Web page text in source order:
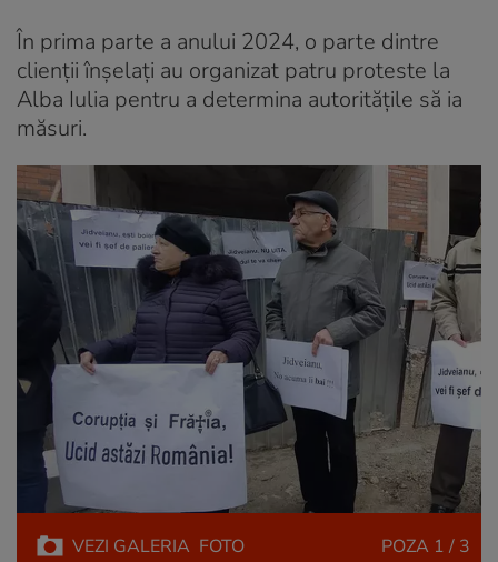
În prima parte a anului 2024, o parte dintre
clienții înșelați au organizat patru proteste la
Alba Iulia pentru a determina autoritățile să ia
măsuri.
VEZI GALERIA FOTO POZA 1 / 3